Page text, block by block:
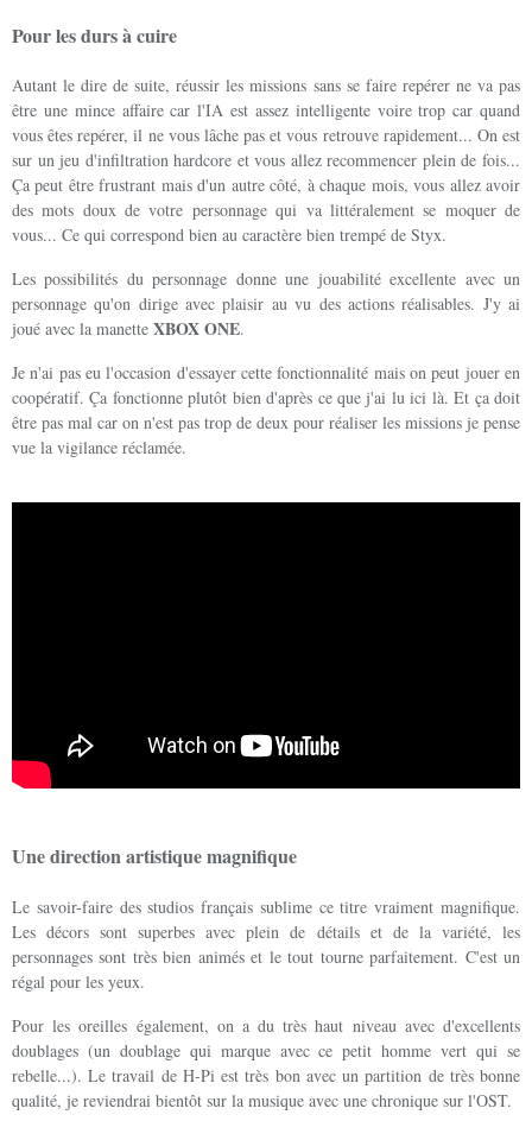
Pour les durs à cuire
Autant le dire de suite, réussir les missions sans se faire repérer ne va pas
être une mince affaire car l'IA est assez intelligente voire trop car quand
vous êtes repérer, il ne vous lâche pas et vous retrouve rapidement... On est
sur un jeu d'infiltration hardcore et vous allez recommencer plein de fois...
Ça peut être frustrant mais d'un autre côté, à chaque mois, vous allez avoir
des mots doux de votre personnage qui va littéralement se moquer de
vous... Ce qui correspond bien au caractère bien trempé de Styx.
Les possibilités du personnage donne une jouabilité excellente avec un
personnage qu'on dirige avec plaisir au vu des actions réalisables. J'y ai
joué avec la manette XBOX ONE.
Je n'ai pas eu l'occasion d'essayer cette fonctionnalité mais on peut jouer en
coopératif. Ça fonctionne plutôt bien d'après ce que j'ai lu ici là. Et ça doit
être pas mal car on n'est pas trop de deux pour réaliser les missions je pense
vue la vigilance réclamée.
Une direction artistique magnifique
Le savoir-faire des studios français sublime ce titre vraiment magnifique.
Les décors sont superbes avec plein de détails et de la variété, les
personnages sont très bien animés et le tout tourne parfaitement. C'est un
régal pour les yeux.
Pour les oreilles également, on a du très haut niveau avec d'excellents
doublages (un doublage qui marque avec ce petit homme vert qui se
rebelle...). Le travail de H-Pi est très bon avec un partition de très bonne
qualité, je reviendrai bientôt sur la musique avec une chronique sur l'OST.